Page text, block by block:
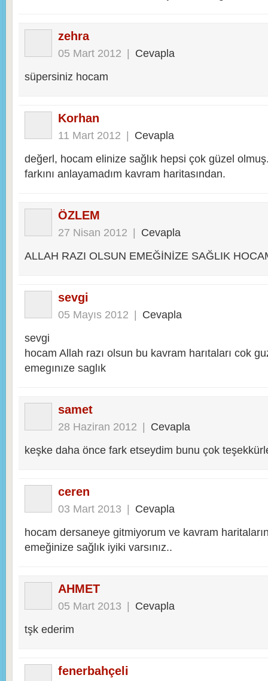
zehra
05 Mart 2012 | Cevapla
süpersiniz hocam
Korhan
11 Mart 2012 | Cevapla
değerl, hocam elinize sağlık hepsi çok güzel
farkını anlayamadım kavram haritasından.
ÖZLEM
27 Nisan 2012 | Cevapla
ALLAH RAZI OLSUN EMEĞİNİZE SAĞLIK
sevgi
05 Mayıs 2012 | Cevapla
sevgi
hocam Allah razı olsun bu kavram harıtaları cok
emegınıze saglık
samet
28 Haziran 2012 | Cevapla
keşke daha önce fark etseydim bunu çok
ceren
03 Mart 2013 | Cevapla
hocam dersaneye gitmiyorum ve kavram
emeğinize sağlık iyiki varsınız..
AHMET
05 Mart 2013 | Cevapla
tşk ederim
fenerbahçeli